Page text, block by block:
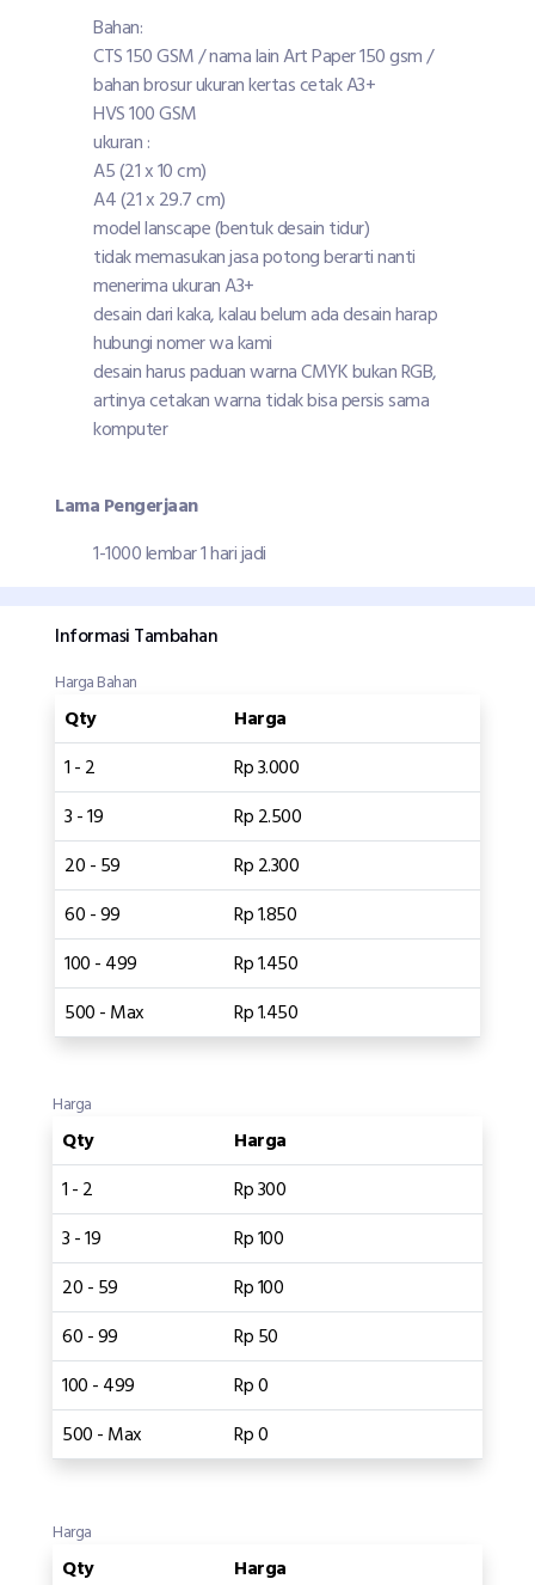
Bahan:
CTS 150 GSM / nama lain Art Paper 150 gsm /
bahan brosur ukuran kertas cetak A3+
HVS 100 GSM
ukuran :
A5 (21 x 10 cm)
A4 (21 x 29.7 cm)
model lanscape (bentuk desain tidur)
tidak memasukan jasa potong berarti nanti
menerima ukuran A3+
desain dari kaka, kalau belum ada desain harap
hubungi nomer wa kami
desain harus paduan warna CMYK bukan RGB,
artinya cetakan warna tidak bisa persis sama
komputer
Lama Pengerjaan
1-1000 lembar 1 hari jadi
Informasi Tambahan
Harga Bahan
Qty
Harga
1 - 2
Rp 3.000
3 - 19
Rp 2.500
20 - 59
Rp 2.300
60 - 99
Rp 1.850
100 - 499
Rp 1.450
500 - Max
Rp 1.450
Harga
Qty
Harga
1 - 2
Rp 300
3 - 19
Rp 100
20 - 59
Rp 100
60 - 99
Rp 50
100 - 499
Rp 0
500 - Max
Rp 0
Harga
Qty
Harga